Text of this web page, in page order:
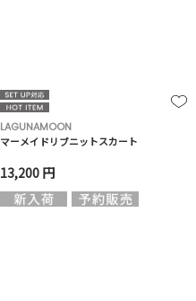
LAGUNAMOON
マーメイドリブニットスカート
13,200 円